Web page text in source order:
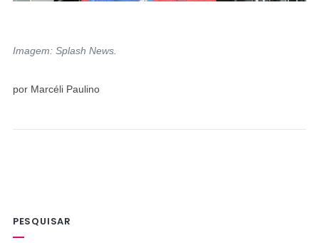
Imagem: Splash News.
por Marcéli Paulino
PESQUISAR